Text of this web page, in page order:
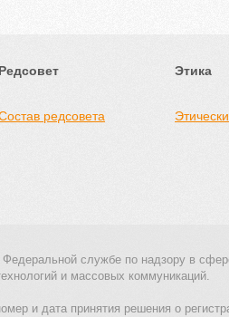
Редсовет
редсовета
Этика
Федеральной службе по надзору в
и массовых коммуникаций.
и дата принятия решения о